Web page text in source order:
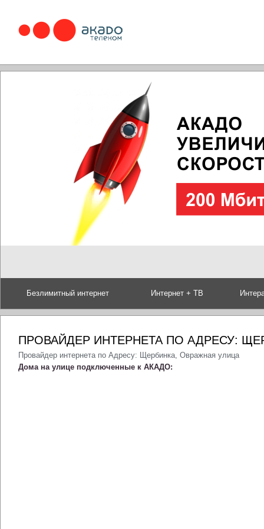
Безлимитный интернет Интернет + ТВ
ПРОВАЙДЕР ИНТЕРНЕТА ПО АДРЕСУ:
Провайдер интернета по Адресу: Щербинка, Овражная улица
Дома на улице подключенные к АКАДО: